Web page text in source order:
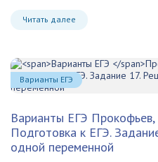
Читать далее
Варианты ЕГЭ
Подготовка к ЕГЭ.
одной переменной
Варианты ЕГЭ